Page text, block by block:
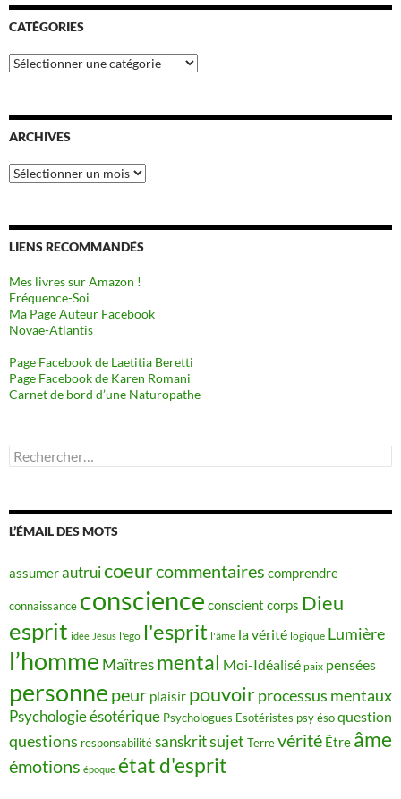
CATÉGORIES
Catégories
ARCHIVES
Archives
LIENS RECOMMANDÉS
Mes livres sur Amazon !
Fréquence-Soi
Ma Page Auteur Facebook
Novae-Atlantis
Page Facebook de Laetitia Beretti
Page Facebook de Karen Romani
Carnet de bord d’une Naturopathe
Rechercher :
L’ÉMAIL DES MOTS
assumerautruicoeurcommentaires comprendre
connaissance conscience conscient corps Dieu
esprit idée Jésus l'ego l'esprit l'âme la vérité logique Lumière
l’homme Maîtres mental Moi-Idéalisé paix pensées
personne peur plaisir pouvoirprocessus mentaux
Psychologie ésotérique Psychologues Esotéristes psy ésoquestion
questions responsabilitésanskritsujet Terrevérité Être âme
émotions époque état d'esprit